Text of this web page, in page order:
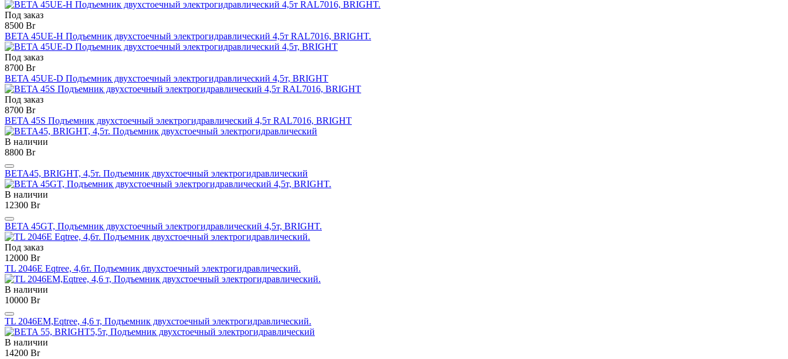
Под заказ
8500 Br
BETA 45UE-H Подъемник двухстоечный электрогидравлический 4,5т RAL7016, BRIGHT.
Под заказ
8700 Br
BETA 45UE-D Подъемник двухстоечный электрогидравлический 4,5т, BRIGHT
Под заказ
8700 Br
BETA 45S Подъемник двухстоечный электрогидравлический 4,5т RAL7016, BRIGHT
В наличии
8800 Br
BETA45, BRIGHT, 4,5т. Подъемник двухстоечный электрогидравлический
В наличии
12300 Br
BETA 45GT, Подъемник двухстоечный электрогидравлический 4,5т, BRIGHT.
Под заказ
12000 Br
TL 2046Е Eqtree, 4,6т. Подъемник двухстоечный электрогидравлический.
В наличии
10000 Br
TL 2046EM,Eqtree, 4,6 т, Подъемник двухстоечный электрогидравлический.
В наличии
14200 Br